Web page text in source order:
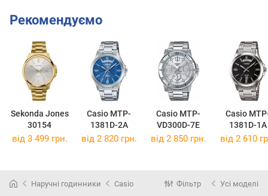
Рекомендуємо
Sekonda Jones
30154
Casio MTP-
1381D-2A
Casio MTP-
VD300D-7E
Casio
1381D-1A
від 3 499 грн. від 2 820 грн. від 2 850 грн. від 2 610
Наручні годинники Casio Фільтр Усі моделі